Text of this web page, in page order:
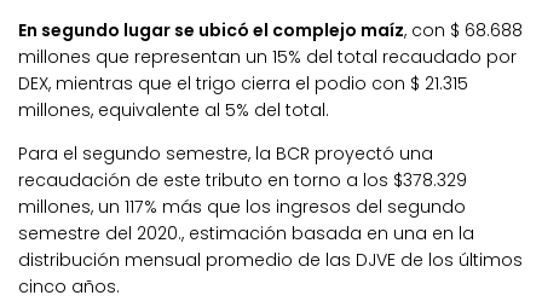
En segundo lugar se ubicó el complejo maíz, con $ 68.688
millones que representan un 15% del total recaudado por
DEX, mientras que el trigo cierra el podio con $ 21.315
millones, equivalente al 5% del total.
Para el segundo semestre, la BCR proyectó una
recaudación de este tributo en torno a los $378.329
millones, un 117% más que los ingresos del segundo
semestre del 2020., estimación basada en una en la
distribución mensual promedio de las DJVE de los últimos
cinco años.